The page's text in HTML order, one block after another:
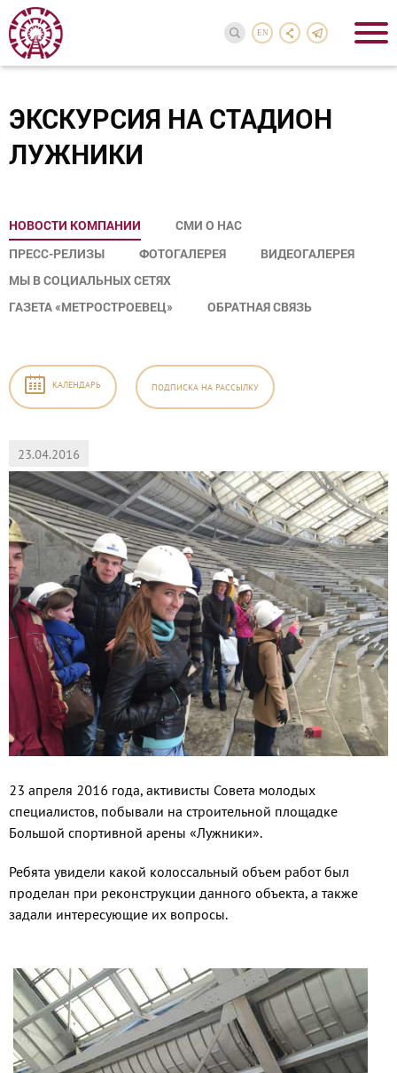
EN
ЭКСКУРСИЯ НА СТАДИОН
ЛУЖНИКИ
НОВОСТИ КОМПАНИИ
СМИ О НАС
ПРЕСС-РЕЛИЗЫ
ФОТОГАЛЕРЕЯ
ВИДЕОГАЛЕРЕЯ
МЫ В СОЦИАЛЬНЫХ СЕТЯХ
ГАЗЕТА «МЕТРОСТРОЕВЕЦ»
ОБРАТНАЯ СВЯЗЬ
КАЛЕНДАРЬ ПОДПИСКА НА РАССЫЛКУ
23.04.2016
23 апреля 2016 года, активисты Совета молодых
специалистов, побывали на строительной площадке
Большой спортивной арены «Лужники».
Ребята увидели какой колоссальный объем работ был
проделан при реконструкции данного объекта, а также
задали интересующие их вопросы.